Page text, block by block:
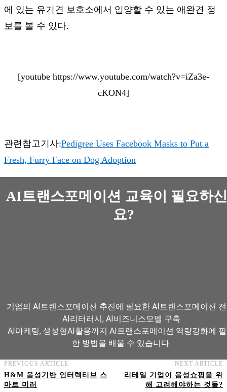
에 있는 유기견 보호소에서 입양할 수 있는 애완견 정
보를 볼 수 있다.
[youtube https://www.youtube.com/watch?v=iZa3e-
cKON4]
관련참고기사:Pedigree Uses Facebook Masks to Put a
Fresh, Furry Face on Dog Adoption
AI트랜스포메이션 교육이 필요하
요?
기업의 AI트랜스포메이션 추진에 필요한 AI트랜스포메이션
AI리터러시, AI비즈니스모델 구축
AI마케팅, 생성형AI활용까지 AI트랜스포메이션 역량강화에
한 방법을 배울 수 있습니다.
AI트랜스포메이션 아카데미 교육과정 보기
PREVIOUS ARTICLE
H&M 음성기반 인터렉티브 스
마트 미러
NEXT ARTICLE
리테일 기업이 음성쇼핑을 위
해 고려해야하는 것들?